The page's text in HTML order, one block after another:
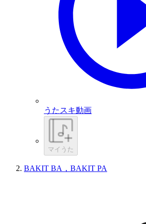
うたスキ動画
マイうた
BAKIT BA，BAKIT PA